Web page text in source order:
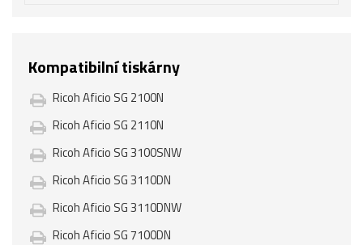
Kompatibilní tiskárny
Ricoh Aficio SG 2100N
Ricoh Aficio SG 2110N
Ricoh Aficio SG 3100SNW
Ricoh Aficio SG 3110DN
Ricoh Aficio SG 3110DNW
Ricoh Aficio SG 7100DN